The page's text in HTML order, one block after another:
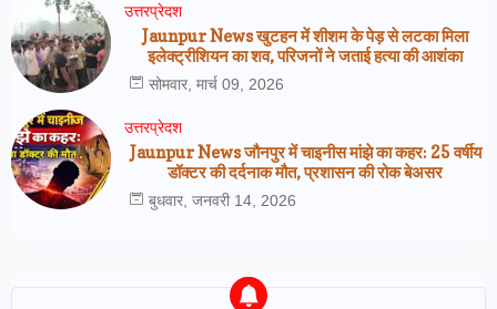
उत्तरप्रेदश
Jaunpur News खुटहन में शीशम के पेड़ से लटका मिला
इलेक्ट्रीशियन का शव, परिजनों ने जताई हत्या की आशंका
सोमवार, मार्च 09, 2026
उत्तरप्रेदश
Jaunpur News जौनपुर में चाइनीस मांझे का कहर: 25 वर्षीय
डॉक्टर की दर्दनाक मौत, प्रशासन की रोक बेअसर
बुधवार, जनवरी 14, 2026